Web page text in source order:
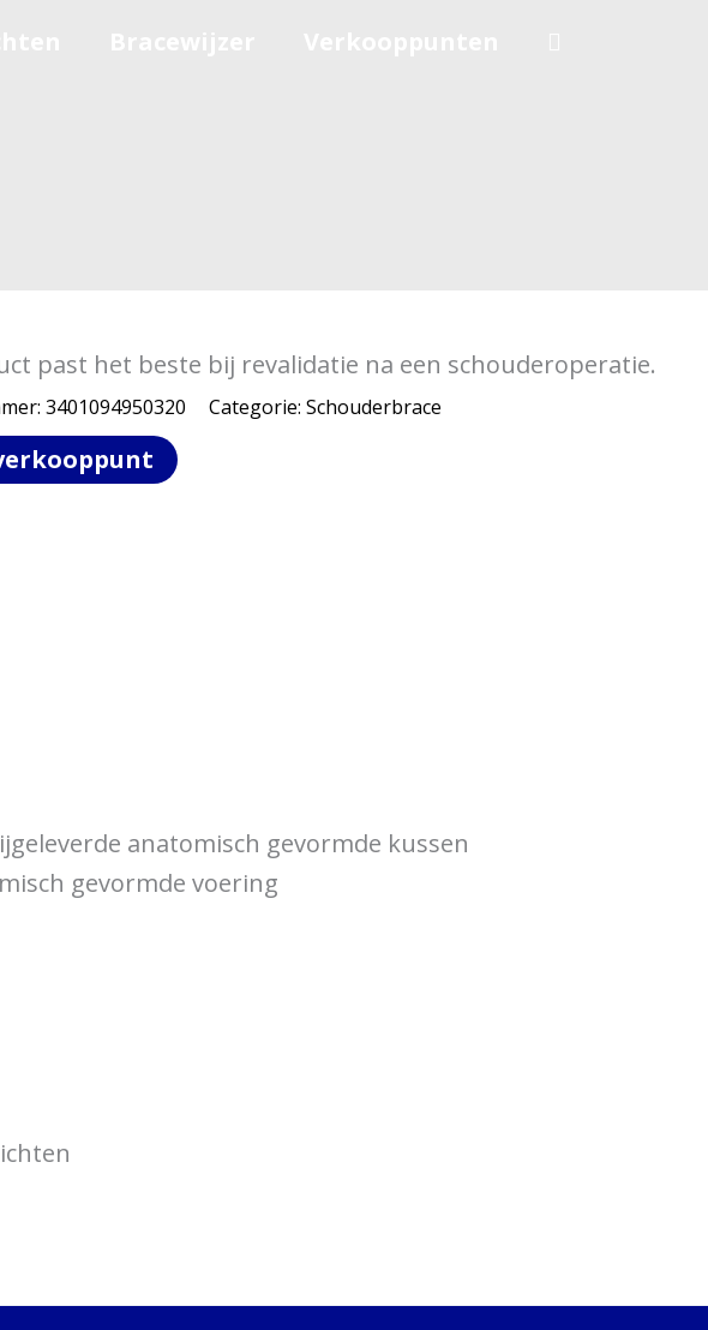
past het beste bij revalidatie na een schouderoperatie.
3401094950320 Categorie: Schouderbrace
anatomisch gevormde kussen
gevormde voering